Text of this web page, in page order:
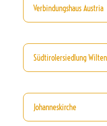
Verbindungshaus Austria
Südtirolersiedlung
Johanneskirche